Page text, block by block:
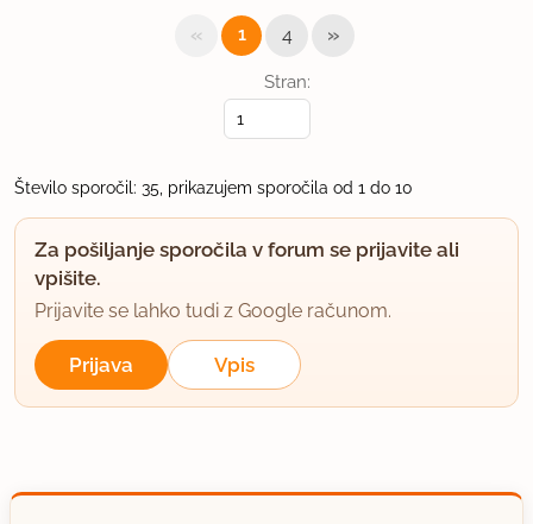
Stran:
« 1 4 »
Število sporočil: 35, prikazujem sporočila od 1 do 10
Za pošiljanje sporočila v forum se prijavite ali
vpišite.
Prijavite se lahko tudi z Google računom.
Prijava Vpis